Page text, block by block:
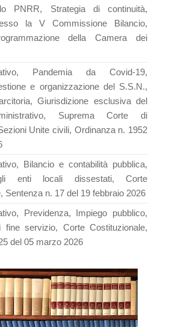
PNRR, Strategia di continuità,
la V Commissione Bilancio,
della Camera dei
Pandemia da Covid-19,
e organizzazione del S.S.N.,
Giurisdizione esclusiva del
Suprema Corte di
Unite civili, Ordinanza n. 1952
Bilancio e contabilità pubblica,
enti locali dissestati, Corte
Sentenza n. 17 del 19 febbraio 2026
Previdenza, Impiego pubblico,
fine servizio, Corte Costituzionale,
del 05 marzo 2026